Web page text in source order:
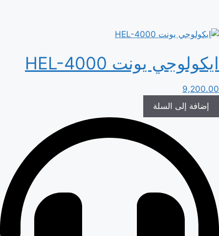
ايكولوجي يونت HEL-4000
9,200.00
إضافة إلى السلة